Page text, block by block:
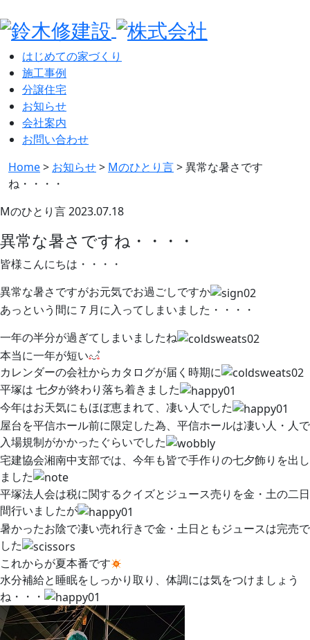
はじめての家づくり
施工事例
分譲住宅
お知らせ
会社案内
お問い合わせ
Home> お知らせ> Mのひとり言>異常な暑さです
ね・・・・
Mのひとり言2023.07.18
異常な暑さですね・・・・
皆様こんにちは・・・・
異常な暑さですがお元気でお過ごしですか
あっという間に７月に入ってしまいました・・・・
一年の半分が過ぎてしまいましたね
本当に一年が短い
カレンダーの会社からカタログが届く時期に
平塚は 七夕が終わり落ち着きました
今年はお天気にもほぼ恵まれて、凄い人でした
屋台を平信ホール前に限定した為、平信ホールは凄い人・人で
入場規制がかかったぐらいでした
宅建協会湘南中支部では、今年も皆で手作りの七夕飾りを出し
ました
平塚法人会は税に関するクイズとジュース売りを金・土の二日
間行いましたが
暑かったお陰で凄い売れ行きで金・土日ともジュースは完売で
した
これからが夏本番です
水分補給と睡眠をしっかり取り、体調には気をつけましょう
ね・・・